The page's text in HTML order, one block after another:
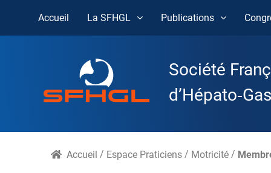
Skip
Accueil La SFHGL Publications
Société
Accueil / Espace Praticiens / Motricité /